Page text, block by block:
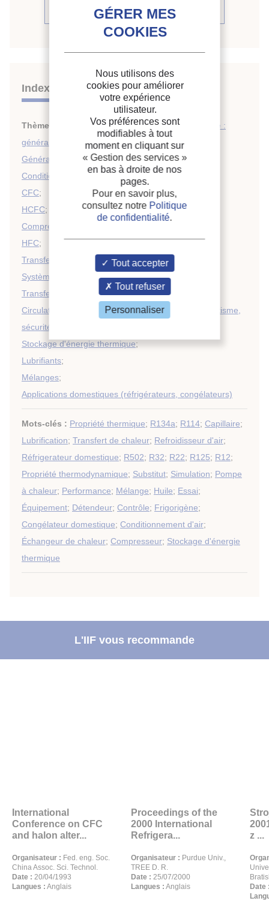
Voir la conférence
Indexation
Thèmes :
Pompes à chaleur, récupération d'énergie :
généralités
Généralités sur le froid;
Conditionnement d'air : généralités;
CFC;
HCFC;
Compresseurs
HFC;
Transfert de chaleur
Systèmes de détente;
Transfert de masse
Circulation du fluide : tuyauterie, régulation, automatisme,
sécurité
Stockage d'énergie thermique;
Lubrifiants;
Mélanges;
Applications domestiques (réfrigérateurs, congélateurs)
Mots-clés : Propriété thermique; R134a; R114; Capillaire;
Lubrification; Transfert de chaleur; Refroidisseur d'air;
Réfrigerateur domestique; R502; R32; R22; R125; R12;
Propriété thermodynamique; Substitut; Simulation; Pompe
à chaleur; Performance; Mélange; Huile; Essai;
Équipement; Détendeur; Contrôle; Frigorigène;
Congélateur domestique; Conditionnement d'air;
Échangeur de chaleur; Compresseur; Stockage d'énergie
thermique
L'IIF vous recommande
International
Conference on CFC
and halon alter...
Organisateur : Fed. eng. Soc.
China Assoc. Sci. Technol.
Date : 20/04/1993
Langues : Anglais
Proceedings of the
2000 International
Refrigera...
Organisateur : Purdue Univ.,
TREE D. R.
Date : 25/07/2000
Langues : Anglais
z ...
Date
Nous utilisons des
cookies pour améliorer
votre expérience
utilisateur.
Vos préférences sont
modifiables à tout
moment en cliquant sur
« Gestion des services »
en bas à droite de nos
pages.
Pour en savoir plus,
consultez notre Politique
de confidentialité.
Tout accepter
Tout refuser
Personnaliser